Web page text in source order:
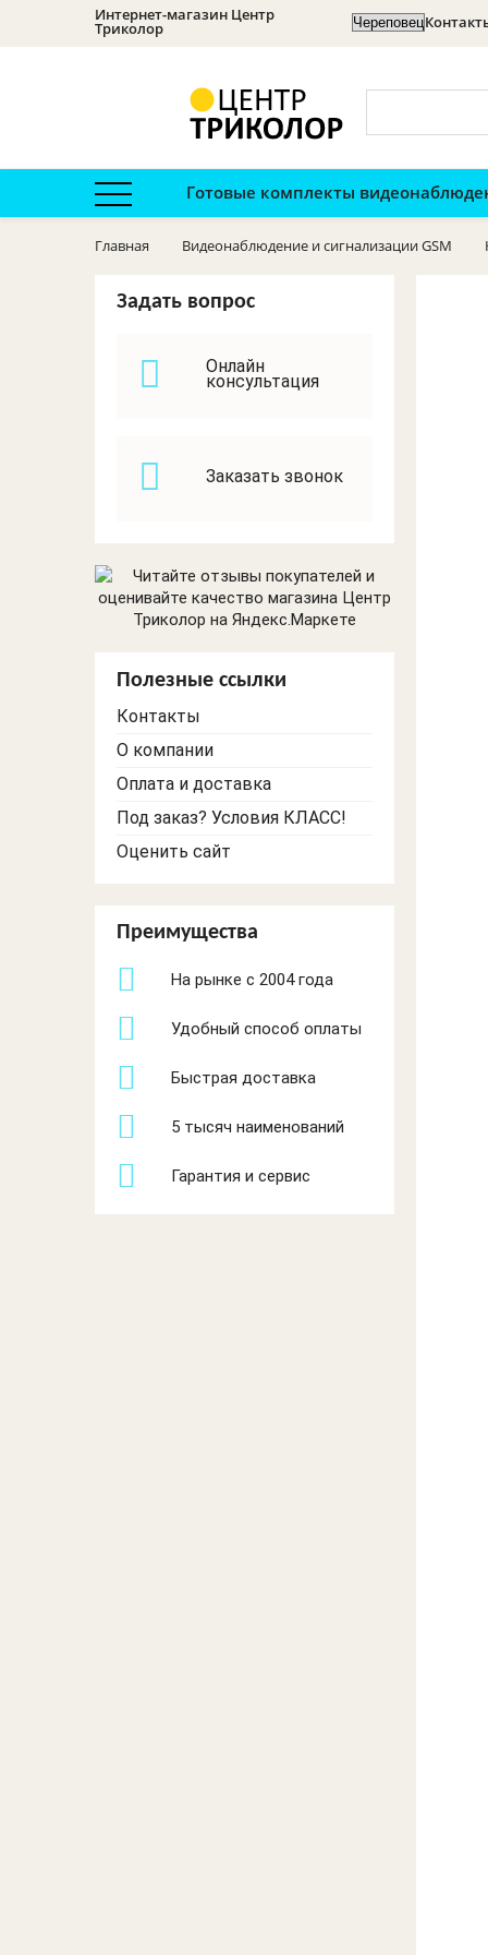
Интернет-магазин Центр
Триколор
Кронштейны
Категории в шапке
Готовые комплекты
Главная Видеонаблюдение и сигнализации GSM
Задать вопрос
Онлайн
консультация
Заказать звонок
Полезные ссылки
Контакты
О компании
Оплата и доставка
Под заказ? Условия КЛАСС!
Оценить сайт
Преимущества
На рынке с 2004 года
Удобный способ оплаты
Быстрая доставка
5 тысяч наименований
Гарантия и сервис